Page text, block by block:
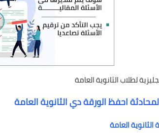
لطلاب الثانوية العامة
احفظ الورقة دي الثانوية العامة